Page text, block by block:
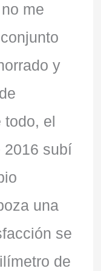
me
y
todo, el
2016 subí
una
se
de